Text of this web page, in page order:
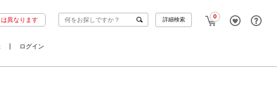
異なります 0
詳細検索
ログイン